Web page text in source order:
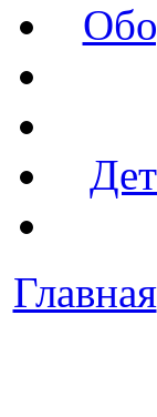
Главная